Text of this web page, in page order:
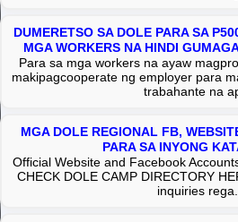
DUMERETSO SA DOLE PARA SA
MGA WORKERS NA HINDI
Para sa mga workers na ayaw
makipagcooperate ng employer para
trabahante na
MGA DOLE REGIONAL FB,
PARA SA INYONG
Official Website and Facebook
CHECK DOLE CAMP DIRECTORY
inquiries rega...